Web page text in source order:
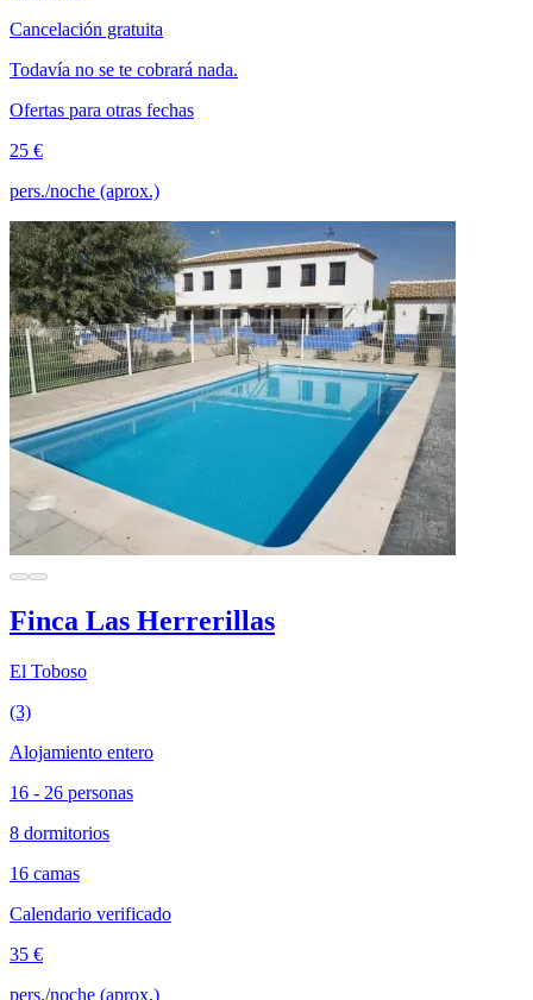
Cancelación gratuita
Todavía no se te cobrará nada.
Ofertas para otras fechas
25 €
pers./noche (aprox.)
Finca Las Herrerillas
El Toboso
(3)
Alojamiento entero
16 - 26 personas
8 dormitorios
16 camas
Calendario verificado
35 €
pers./noche (aprox.)